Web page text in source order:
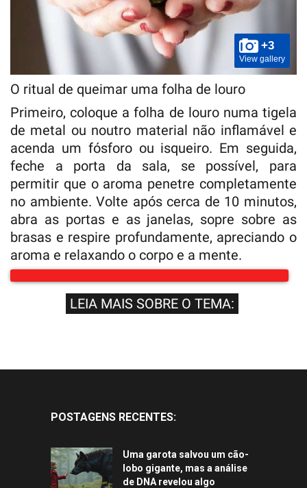
+3
View gallery
O ritual de queimar uma folha de louro
Primeiro, coloque a folha de louro numa tigela
de metal ou noutro material não inflamável e
acenda um fósforo ou isqueiro. Em seguida,
feche a porta da sala, se possível, para
permitir que o aroma penetre completamente
no ambiente. Volte após cerca de 10 minutos,
abra as portas e as janelas, sopre sobre as
brasas e respire profundamente, apreciando o
aroma e relaxando o corpo e a mente.
LEIA MAIS SOBRE O TEMA:
POSTAGENS RECENTES:
Uma garota salvou um cão-
lobo gigante, mas a análise
de DNA revelou algo